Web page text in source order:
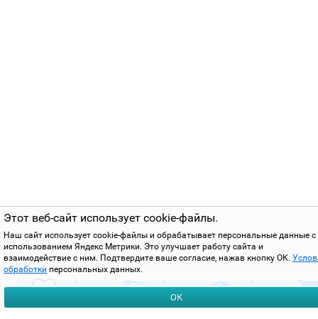
Этот веб-сайт использует cookie-файлы.
Наш сайт использует cookie-файлы и обрабатывает персональные данные с
использованием Яндекс Метрики. Это улучшает работу сайта и
взаимодействие с ним. Подтвердите ваше согласие, нажав кнопку ОК.
обработки персональных данных.
ОК